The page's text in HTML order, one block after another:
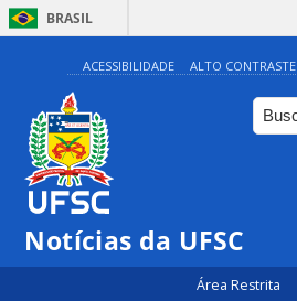
BRASIL
ACESSIBILIDADE ALTO CONTRASTE
Notícias da UFSC
Área Restrita